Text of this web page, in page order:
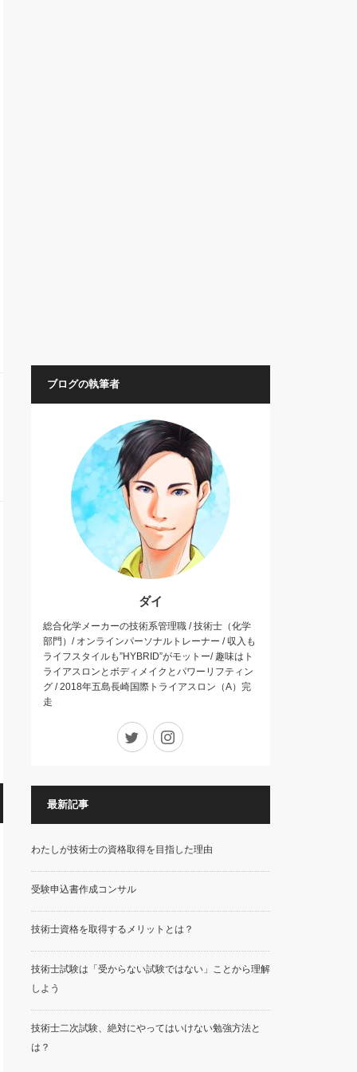
ブログの執筆者
ダイ
総合化学メーカーの技術系管理職 / 技術士（化学
部門）/ オンラインパーソナルトレーナー / 収入も
ライフスタイルも”HYBRID”がモットー/ 趣味はト
ライアスロンとボディメイクとパワーリフティン
グ / 2018年五島長崎国際トライアスロン（A）完
走
Twitter
最新記事
わたしが技術士の資格取得を目指した理由
受験申込書作成コンサル
技術士資格を取得するメリットとは？
技術士試験は「受からない試験ではない」ことから理解
しよう
技術士二次試験、絶対にやってはいけない勉強方法と
は？